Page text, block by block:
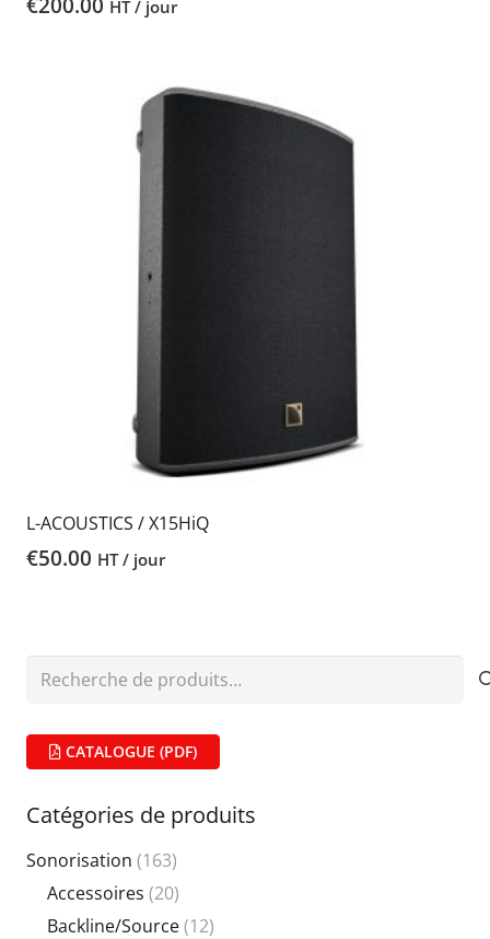
HT / jour
L-ACOUSTICS / X15HiQ
€50.00 HT / jour
Recherche
CATALOGUE (PDF)
Catégories de produits
Sonorisation (163)
Accessoires (20)
Backline/Source(12)